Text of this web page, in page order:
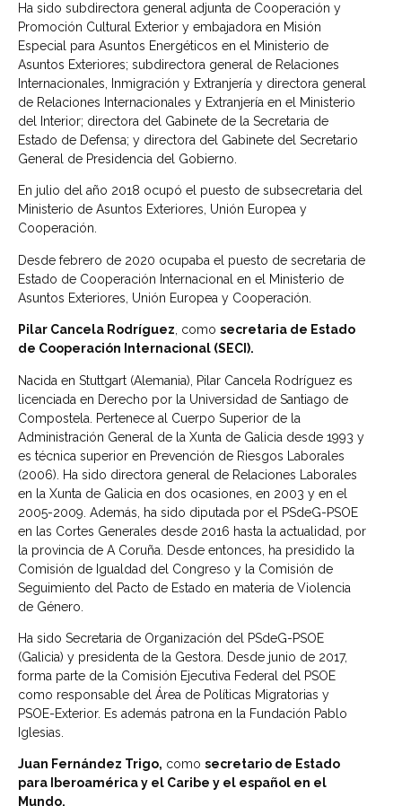
Ha sido subdirectora general adjunta de Cooperación y
Promoción Cultural Exterior y embajadora en Misión
Especial para Asuntos Energéticos en el Ministerio de
Asuntos Exteriores; subdirectora general de Relaciones
Internacionales, Inmigración y Extranjería y directora general
de Relaciones Internacionales y Extranjería en el Ministerio
del Interior; directora del Gabinete de la Secretaria de
Estado de Defensa; y directora del Gabinete del Secretario
General de Presidencia del Gobierno.
En julio del año 2018 ocupó el puesto de subsecretaria del
Ministerio de Asuntos Exteriores, Unión Europea y
Cooperación.
Desde febrero de 2020 ocupaba el puesto de secretaria de
Estado de Cooperación Internacional en el Ministerio de
Asuntos Exteriores, Unión Europea y Cooperación.
Pilar Cancela Rodríguez , como secretaria de Estado
de Cooperación Internacional (SECI).
Nacida en Stuttgart (Alemania), Pilar Cancela Rodríguez es
licenciada en Derecho por la Universidad de Santiago de
Compostela. Pertenece al Cuerpo Superior de la
Administración General de la Xunta de Galicia desde 1993 y
es técnica superior en Prevención de Riesgos Laborales
(2006). Ha sido directora general de Relaciones Laborales
en la Xunta de Galicia en dos ocasiones, en 2003 y en el
2005-2009. Además, ha sido diputada por el PSdeG-PSOE
en las Cortes Generales desde 2016 hasta la actualidad, por
la provincia de A Coruña. Desde entonces, ha presidido la
Comisión de Igualdad del Congreso y la Comisión de
Seguimiento del Pacto de Estado en materia de Violencia
de Género.
Ha sido Secretaria de Organización del PSdeG-PSOE
(Galicia) y presidenta de la Gestora. Desde junio de 2017,
forma parte de la Comisión Ejecutiva Federal del PSOE
como responsable del Área de Políticas Migratorias y
PSOE-Exterior. Es además patrona en la Fundación Pablo
Iglesias.
Juan Fernández Trigo, como secretario de Estado
para Iberoamérica y el Caribe y el español en el
Mundo.